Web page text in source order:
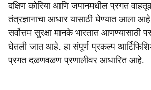
दक्षिण कोरिया आणि जपानमधील प्रगत
तंत्रज्ञानाचा आधार यासाठी घेण्यात आला
सर्वोत्तम सुरक्षा मानके भारतात आणण्यासाठी
घेतली जात आहे. हा संपूर्ण प्रकल्प
प्रगत दळणवळण प्रणालीवर आधारित आहे.